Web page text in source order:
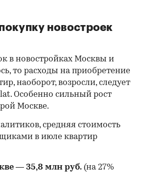
новостроек
в новостройках Москвы и
то расходы на приобретение
наоборот, возросли, следует
Особенно сильный рост
Москве.
средняя стоимость
в июле квартир
— 35,8 млн руб. (на 27%